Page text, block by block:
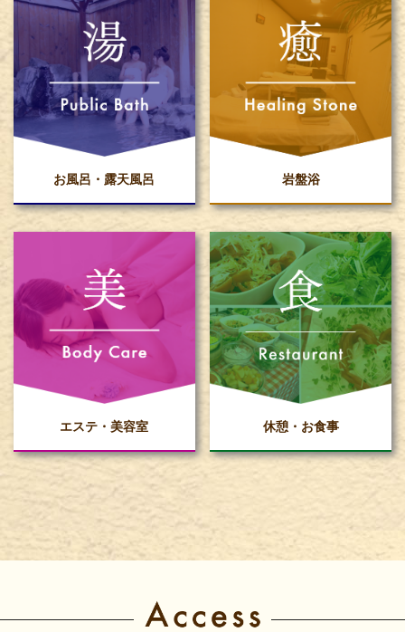
お風呂・露天風呂 岩盤浴
エステ・美容室 休憩・お食事